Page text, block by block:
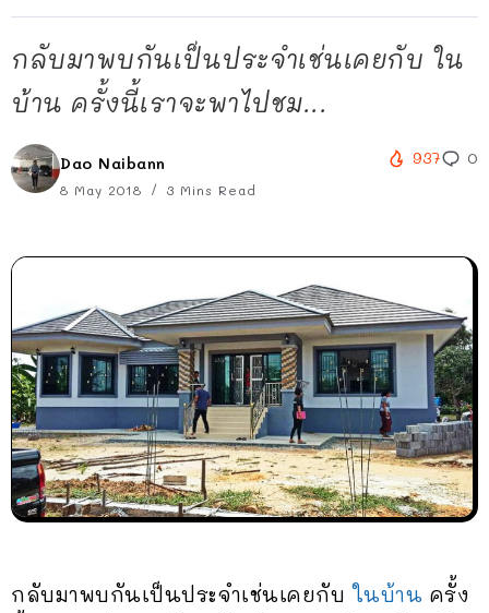
กลับมาพบกันเป็นประจำเช่นเคยกับ ใน
บ้าน ครั้งนี้เราจะพาไปชม...
Dao Naibann
8 May 2018 3 Mins Read
937 0
กลับมาพบกันเป็นประจำเช่นเคยกับในบ้าน ครั้ง